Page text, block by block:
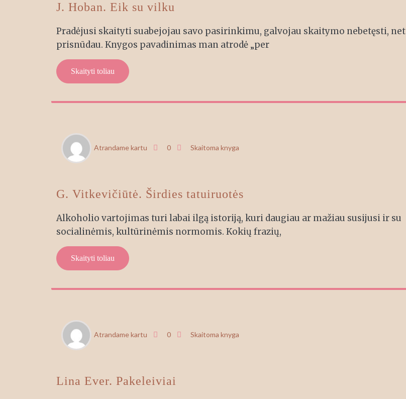
J. Hoban. Eik su vilku
Pradėjusi skaityti suabejojau savo pasirinkimu, galvojau skaitymo nebetęsti,
prisnūdau. Knygos pavadinimas man atrodė „per
Skaityti toliau
RGP
21 Atrandame kartu 0 Skaitoma knyga
G. Vitkevičiūtė. Širdies tatuiruotės
Alkoholio vartojimas turi labai ilgą istoriją, kuri daugiau ar mažiau susijusi ir su
socialinėmis, kultūrinėmis normomis. Kokių frazių,
Skaityti toliau
RGP
2 Atrandame kartu 0 Skaitoma knyga
Lina Ever. Pakeleiviai